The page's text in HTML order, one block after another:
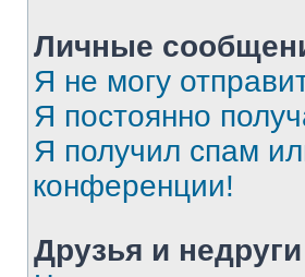
Личные
Я не могу
Я постоянно
Я получил спам
конференции!
Друзья и недруги